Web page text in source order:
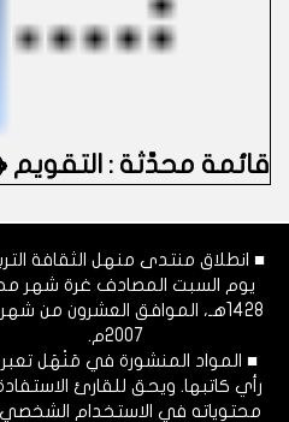
قائمة محدَّثة : التقويم
■ انطلاق منتدى منهل الثقافة
يوم السبت المصادف غرة شهر
1428هـ، الموافق العشرون من شهر
2007م.
■ المواد المنشورة في مَنْهَل
رأي كاتبها. ويحق للقارئ
محتوياته في الاستخدام